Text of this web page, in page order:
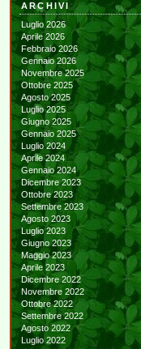
ARCHIVI
Luglio 2026
Aprile 2026
Febbraio 2026
Gennaio 2026
Novembre 2025
Ottobre 2025
Agosto 2025
Luglio 2025
Giugno 2025
Gennaio 2025
Luglio 2024
Aprile 2024
Gennaio 2024
Dicembre 2023
Ottobre 2023
Settembre 2023
Agosto 2023
Luglio 2023
Giugno 2023
Maggio 2023
Aprile 2023
Dicembre 2022
Novembre 2022
Ottobre 2022
Settembre 2022
Agosto 2022
Luglio 2022